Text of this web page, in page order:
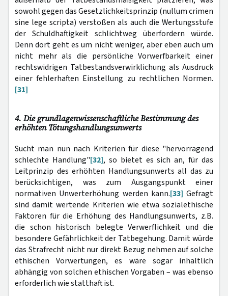
sowohl gegen das Gesetzlichkeitsprinzip (nullum crimen
sine lege scripta) verstoßen als auch die Wertungsstufe
der Schuldhaftigkeit schlichtweg überfordern würde.
Denn dort geht es um nicht weniger, aber eben auch um
nicht mehr als die persönliche Vorwerfbarkeit einer
rechtswidrigen Tatbestandsverwirklichung als Ausdruck
einer fehlerhaften Einstellung zu rechtlichen Normen.
[31]
4. Die grundlagenwissenschaftliche Bestimmung des
erhöhten Tötungshandlungsunwerts
Sucht man nun nach Kriterien für diese "hervorragend
schlechte Handlung"[32], so bietet es sich an, für das
Leitprinzip des erhöhten Handlungsunwerts all das zu
berücksichtigen, was zum Ausgangspunkt einer
normativen Unwerterhöhung werden kann.[33] Gefragt
sind damit wertende Kriterien wie etwa sozialethische
Faktoren für die Erhöhung des Handlungsunwerts, z.B.
die schon historisch belegte Verwerflichkeit und die
besondere Gefährlichkeit der Tatbegehung. Damit würde
das Strafrecht nicht nur direkt Bezug nehmen auf solche
ethischen Vorwertungen, es wäre sogar inhaltlich
abhängig von solchen ethischen Vorgaben – was ebenso
erforderlich wie statthaft ist.